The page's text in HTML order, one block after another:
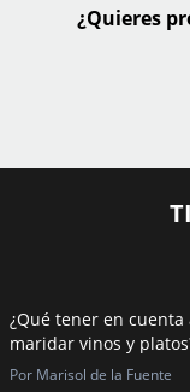
¿Quieres
¿Qué tener en cuenta
maridar vinos y
Por Marisol de la Fuente